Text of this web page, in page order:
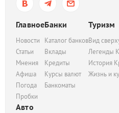
Главное
Новости
Статьи
Мнения
Афиша
Погода
Пробки
Банки
Каталог банков
Вклады
Кредиты
Курсы валют
Банкоматы
Туризм
Вид
Легенды
История
Жизнь и
Авто